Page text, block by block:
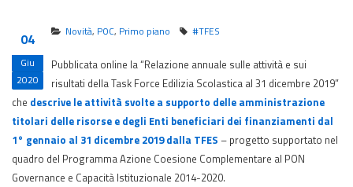
04
Giu
2020
Novità, POC, Primo piano #TFES
Pubblicata online la “Relazione annuale sulle attività e sui
risultati della Task Force Edilizia Scolastica al 31 dicembre 2019”
che descrive le attività svolte a supporto delle amministrazione
titolari delle risorse e degli Enti beneficiari dei finanziamenti dal
1° gennaio al 31 dicembre 2019 dalla TFES – progetto supportato nel
quadro del Programma Azione Coesione Complementare al PON
Governance e Capacità Istituzionale 2014-2020.